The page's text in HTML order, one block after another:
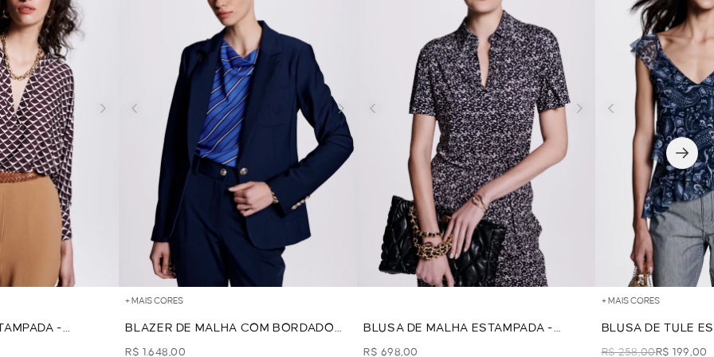
-
+ MAIS CORES
BLAZER DE MALHA COM BORDADO
BRASÃO - MARINHO
R$ 1.648,00
BLUSA DE MALHA ESTAMPADA -
PRETO
R$ 698,00
+ MAIS CORES
BLUSA DE TULE
MARINHO
R$ 258,00R$ 199,00